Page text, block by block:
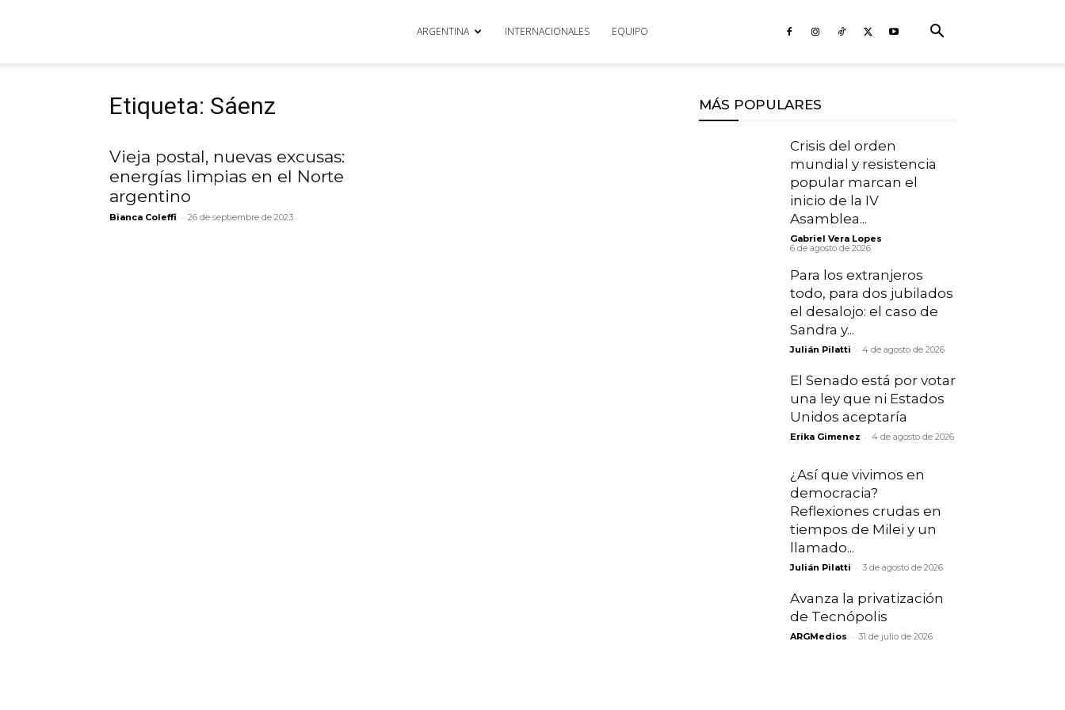
ARGENTINA INTERNACIONALES EQUIPO
Etiqueta: Sáenz
Vieja postal, nuevas excusas:
energías limpias en el Norte
argentino
Bianca Coleffi - 26 de septiembre de 2023
MÁS POPULARES
Crisis del orden
mundial y resistencia
popular marcan el
inicio de la IV
Asamblea...
Gabriel Vera Lopes -
6 de agosto de 2026
Para los extranjeros
todo, para dos jubilados
el desalojo: el caso de
Sandra y...
Julián Pilatti - 4 de agosto de 2026
El Senado está por votar
una ley que ni Estados
Unidos aceptaría
Erika Gimenez - 4 de agosto de 2026
¿Así que vivimos en
democracia?
Reflexiones crudas en
tiempos de Milei y un
llamado...
Julián Pilatti - 3 de agosto de 2026
Avanza la privatización
de Tecnópolis
ARGMedios - 31 de julio de 2026